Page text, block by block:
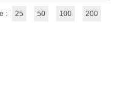
: 25 50 100 200